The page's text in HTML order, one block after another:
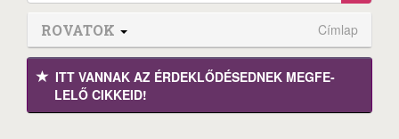
ROVATOK Címlap
ITT VANNAK AZ ÉRDEK­LŐDÉ­SEDNEK MEGFE­
LELŐ CIKKEID!